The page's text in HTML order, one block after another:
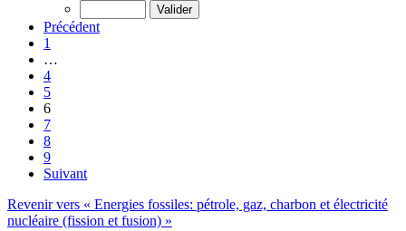
Précédent
1
…
4
5
6
7
8
9
Suivant
Revenir vers « Energies fossiles: pétrole, gaz, charbon et électricité
nucléaire (fission et fusion) »